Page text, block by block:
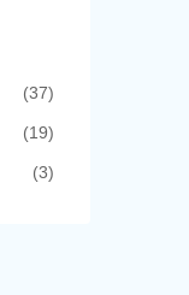
(37)
(19)
(3)